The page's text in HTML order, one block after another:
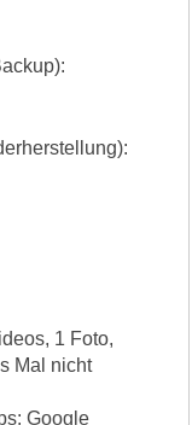
1 Foto,
Mal nicht
Google